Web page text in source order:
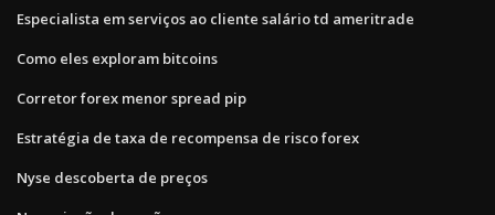
Especialista em serviços ao cliente salário td ameritrade
Como eles exploram bitcoins
Corretor forex menor spread pip
Estratégia de taxa de recompensa de risco forex
Nyse descoberta de preços